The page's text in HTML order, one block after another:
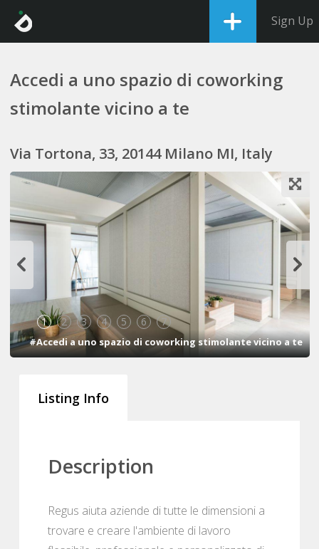
Sign Up
Accedi a uno spazio di coworking
stimolante vicino a te
Via Tortona, 33, 20144 Milano MI, Italy
1 2 3 4 5 6 7
#Accedi a uno spazio di coworking stimolante vicino a te
Listing Info
Description
Regus aiuta aziende di tutte le dimensioni a
trovare e creare l'ambiente di lavoro